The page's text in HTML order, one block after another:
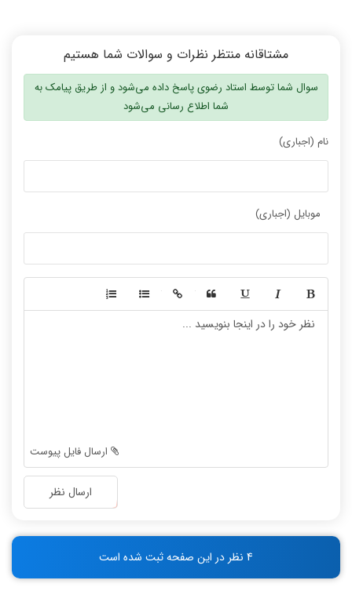
مشتاقانه منتظر نظرات و سوالات شما هستیم
سوال شما توسط استاد رضوی پاسخ داده می‌شود و از طریق پیامک به
شما اطلاع رسانی می‌شود
نام (اجباری)
موبایل (اجباری)
-
-
-
-
-
-
ارسال نظر
4 نظر در این صفحه ثبت شده است